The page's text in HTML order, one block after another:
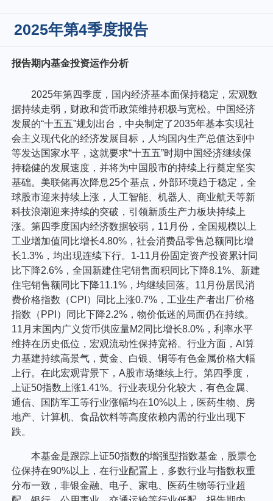
2025年第4季度报告
报告期内基金投资运作分析
2025年第四季度，国内经济基本面保持稳定，宏观数
据持续走弱，财政和货币政策维持积极与宽松。中国经济
发展的“十五五”规划出台，中央制定了2035年基本实现社
会主义现代化的经济发展目标，人均国内生产总值达到中
等发达国家水平，这就要求“十五五”时期中国经济继续保
持稳健的发展速度，并将为中国股市的持续上行奠定坚实
基础。美联储再次降息25个基点，外部环境趋于稳定，全
球股市迎来持续上涨，人工智能、机器人、商业航天等新
科技浪潮迎来持续的突破，引领新质生产力板块持续上
涨。第四季度国内经济数据较弱，11月份，全国规模以上
工业增加值同比增长4.80%，社会消费品零售总额同比增
长1.3%，均出现连续下行。1-11月份固定资产投资累计同
比下降2.6%，全国新建住宅销售面积同比下降8.1%、新建
住宅销售额同比下降11.1%，均继续回落。11月份居民消
费价格指数（CPI）同比上涨0.7%，工业生产者出厂价格
指数（PPI）同比下降2.2%，物价低迷的局面仍在持续。
11月末国内广义货币供应量M2同比增长8.0%，利率水平
维持在历史低位，宏观流动性保持宽裕。行业方面，AI算
力基建持续高景气，黄金、白银、铜等有色金属价格大幅
上行。在此宏观背景下，A股市场继续上行。第四季度，
上证50指数上涨1.41%。行业表现分化较大，有色金属、
通信、国防军工等行业涨幅均在10%以上，医药生物、房
地产、计算机、食品饮料等高度依赖内需的行业出现下
跌。
本基金是跟踪上证50指数的增强型指数基金，股票仓
位保持在90%以上，在行业配置上，多数行业与指数权重
分布一致，非银金融、电子、家电、医药生物等行业超